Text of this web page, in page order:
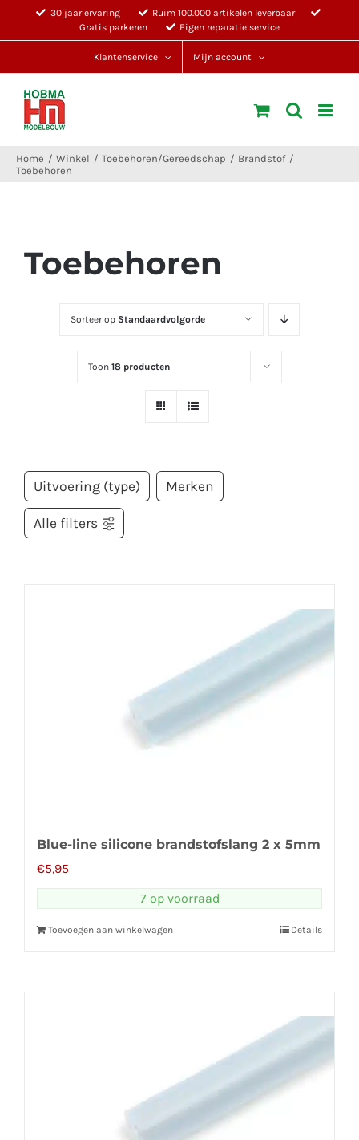
30 jaar ervaring
Ruim 100.000 artikelen leverbaar
Gratis parkeren
Eigen reparatie service
Klantenservice Mijn account
Home Winkel Toebehoren/Gereedschap
Brandstof
Toebehoren
Toebehoren
Sorteer op Standaardvolgorde
Toon18 producten
Uitvoering (type) Merken
Alle filters
Blue-line silicone brandstofslang 2 x 5mm
€5,95
7 op voorraad
Toevoegen aan winkelwagen Details